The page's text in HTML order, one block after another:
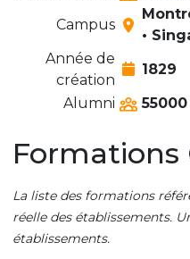
Campus
•
Année de
création
1829
Alumni
55000
Formations
La liste des formations
réelle des établissements.
établissements.